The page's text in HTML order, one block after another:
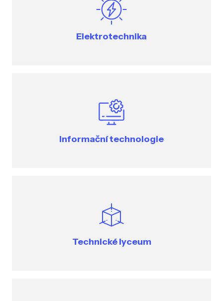
Elektrotechnika
Informační technologie
Technické lyceum